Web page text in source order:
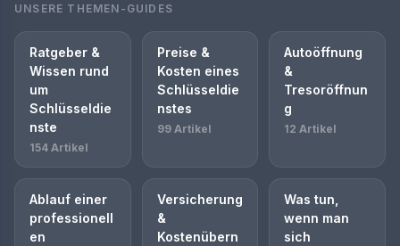
UNSERE THEMEN-GUIDES
Ratgeber &
Wissen rund
um
Schlüsseldie
nste
154 Artikel
Preise &
Kosten eines
Schlüsseldie
nstes
99 Artikel
Autoöffnung
&
Tresoröffnun
g
12 Artikel
Ablauf einer
professionell
en
Versicherung
&
Kostenübern
Was tun,
wenn man
sich